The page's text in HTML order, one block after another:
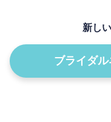
新し
ブライダル